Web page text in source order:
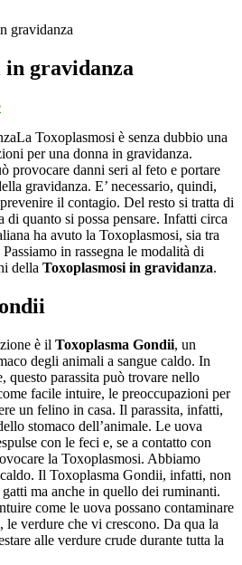
gravidanza
in gravidanza
La Toxoplasmosi è senza dubbio una
per una donna in gravidanza.
provocare danni seri al feto e portare
gravidanza. E’ necessario, quindi,
il contagio. Del resto si tratta di
di quanto si possa pensare. Infatti circa
ha avuto la Toxoplasmosi, sia tra
in rassegna le modalità di
della Toxoplasmosi in gravidanza.
è il Toxoplasma Gondii, un
degli animali a sangue caldo. In
questo parassita può trovare nello
facile intuire, le preoccupazioni per
un felino in casa. Il parassita, infatti,
stomaco dell’animale. Le uova
con le feci e, se a contatto con
la Toxoplasmosi. Abbiamo
Il Toxoplasma Gondii, infatti, non
ma anche in quello dei ruminanti.
come le uova possano contaminare
le verdure che vi crescono. Da qua la
alle verdure crude durante tutta la